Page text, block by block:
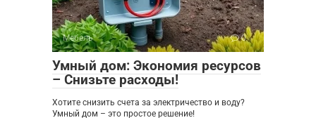
Мебель 0
Умный дом: Экономия ресурсов
– Снизьте расходы!
Хотите снизить счета за электричество и воду?
Умный дом – это простое решение!